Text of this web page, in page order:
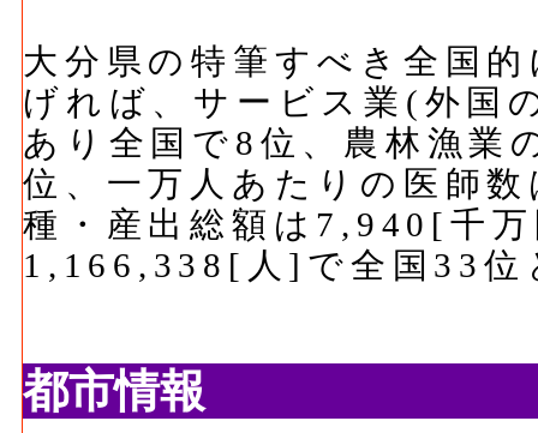
大分県の特筆すべき全国
げれば、サービス業(外国
あり全国で8位、農林漁
位、一万人あたりの医師
種・産出総額は7,940[千
1,166,338[人]で全国33位
都市情報